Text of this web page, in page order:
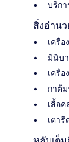
บริก
สิ่งอำน
เครื่
มินิบ
เครื่อ
กาต้
เสื้อ
เตา